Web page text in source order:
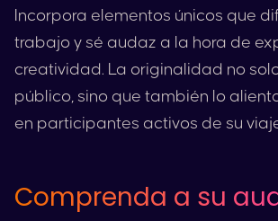
Incorpora elementos únicos que
trabajo y sé audaz a la hora de
creatividad. La originalidad no
público, sino que también lo
en participantes activos de su
Comprenda a su